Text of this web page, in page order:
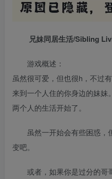
兄妹同居生活/Sibling
游戏概述：
虽然很可爱，但也很h，不过
来到一个人住的你身边的妹妹。
两个人的生活开始了。
虽然一开始会有些困惑，
变吧。
或者，如果你是过分的